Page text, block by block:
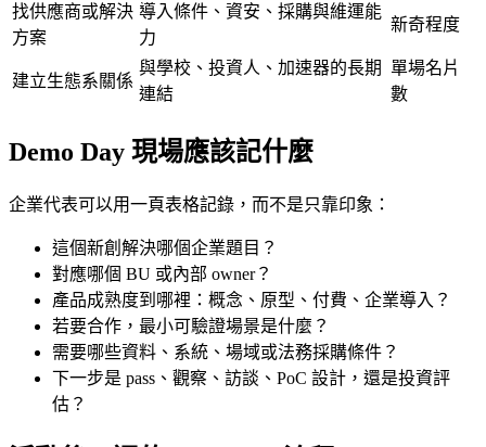
找供應商或解決
方案
導入條件、資安、採購與維運能
力
新奇程度
建立生態系關係
與學校、投資人、加速器的長期
連結
單場名片
數
Demo Day 現場應該記什麼
企業代表可以用一頁表格記錄，而不是只靠印象：
這個新創解決哪個企業題目？
對應哪個 BU 或內部 owner？
產品成熟度到哪裡：概念、原型、付費、企業導入？
若要合作，最小可驗證場景是什麼？
需要哪些資料、系統、場域或法務採購條件？
下一步是 pass、觀察、訪談、PoC 設計，還是投資評
估？